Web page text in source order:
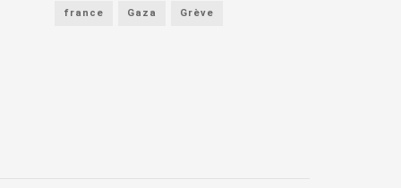
france Gaza Grève